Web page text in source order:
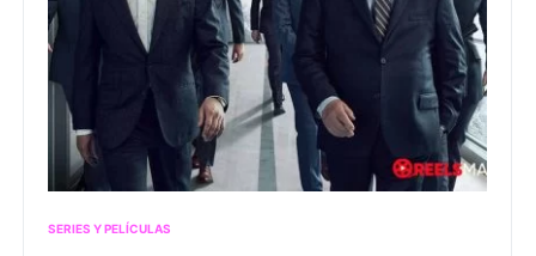
SERIES Y PELÍCULAS